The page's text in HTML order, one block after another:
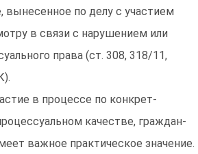
по делу с участием
в связи с нарушением или
права (ст. 308, 318/11,
в процессе по конкрет-
качестве, граждан-
важное практическое значение.